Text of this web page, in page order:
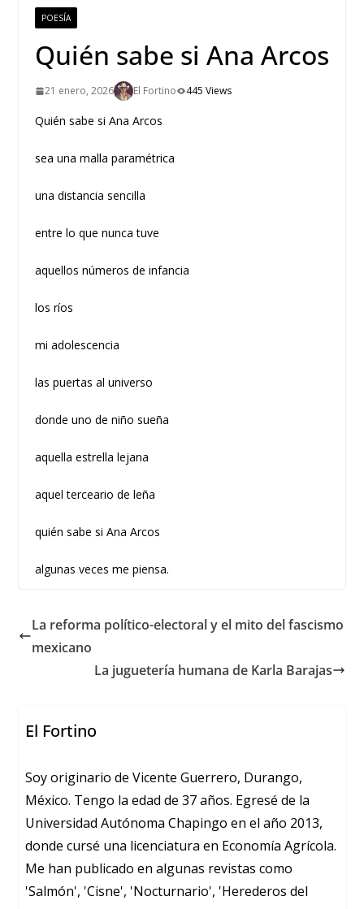
POESÍA
Quién sabe si Ana Arcos
21 enero, 2026 El Fortino 445 Views
Quién sabe si Ana Arcos
sea una malla paramétrica
una distancia sencilla
entre lo que nunca tuve
aquellos números de infancia
los ríos
mi adolescencia
las puertas al universo
donde uno de niño sueña
aquella estrella lejana
aquel terceario de leña
quién sabe si Ana Arcos
algunas veces me piensa.
La reforma político-electoral y el mito del fascismo
mexicano
La juguetería humana de Karla Barajas
El Fortino
Soy originario de Vicente Guerrero, Durango,
México. Tengo la edad de 37 años. Egresé de la
Universidad Autónoma Chapingo en el año 2013,
donde cursé una licenciatura en Economía Agrícola.
Me han publicado en algunas revistas como
'Salmón', 'Cisne', 'Nocturnario', 'Herederos del